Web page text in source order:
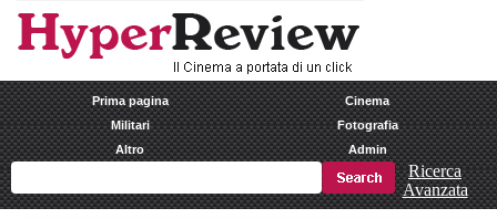
Prima pagina
Cinema
Militari
Fotografia
Altro
Admin
Ricerca
Avanzata